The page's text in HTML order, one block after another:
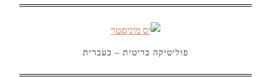
פוליטיקה בריטית – בעברית